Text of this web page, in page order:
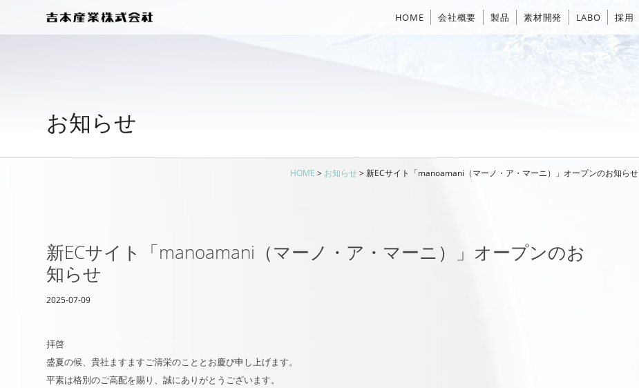
HOME 会社概要 製品 素材開発 LABO 採用
お知らせ
HOME > お知らせ >新ECサイト「manoamani（マーノ・ア・マーニ）」オープンのお知らせ
新ECサイト「manoamani（マーノ・ア・マーニ）」オープンのお
知らせ
2025-07-09
拝啓
盛夏の候、貴社ますますご清栄のこととお慶び申し上げます。
平素は格別のご高配を賜り、誠にありがとうございます。